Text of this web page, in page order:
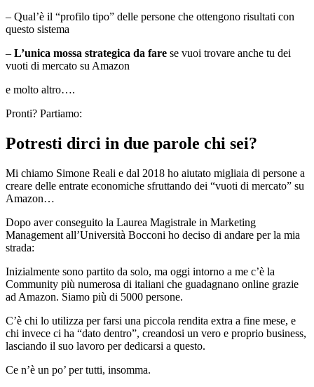
– Qual’è il “profilo tipo” delle persone che ottengono risultati con
questo sistema
– L’unica mossa strategica da fare se vuoi trovare anche tu dei
vuoti di mercato su Amazon
e molto altro….
Pronti? Partiamo:
Potresti dirci in due parole chi sei?
Mi chiamo Simone Reali e dal 2018 ho aiutato migliaia di persone a
creare delle entrate economiche sfruttando dei “vuoti di mercato” su
Amazon…
Dopo aver conseguito la Laurea Magistrale in Marketing
Management all’Università Bocconi ho deciso di andare per la mia
strada:
Inizialmente sono partito da solo, ma oggi intorno a me c’è la
Community più numerosa di italiani che guadagnano online grazie
ad Amazon. Siamo più di 5000 persone.
C’è chi lo utilizza per farsi una piccola rendita extra a fine mese, e
chi invece ci ha “dato dentro”, creandosi un vero e proprio business,
lasciando il suo lavoro per dedicarsi a questo.
Ce n’è un po’ per tutti, insomma.